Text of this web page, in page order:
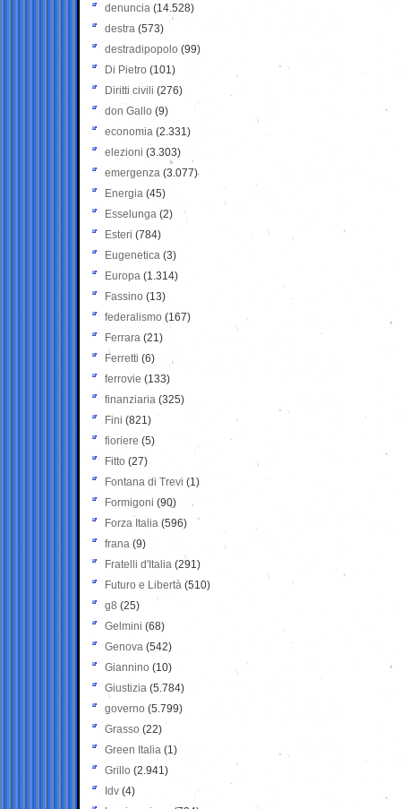
denuncia (14.528)
destra (573)
destradipopolo (99)
Di Pietro (101)
Diritti civili (276)
don Gallo (9)
economia (2.331)
elezioni (3.303)
emergenza (3.077)
Energia (45)
Esselunga (2)
Esteri (784)
Eugenetica (3)
Europa (1.314)
Fassino (13)
federalismo (167)
Ferrara (21)
Ferretti (6)
ferrovie (133)
finanziaria (325)
Fini (821)
fioriere (5)
Fitto (27)
Fontana di Trevi (1)
Formigoni (90)
Forza Italia (596)
frana (9)
Fratelli d'Italia (291)
Futuro e Libertà (510)
g8 (25)
Gelmini (68)
Genova (542)
Giannino (10)
Giustizia (5.784)
governo (5.799)
Grasso (22)
Green Italia (1)
Grillo (2.941)
Idv (4)